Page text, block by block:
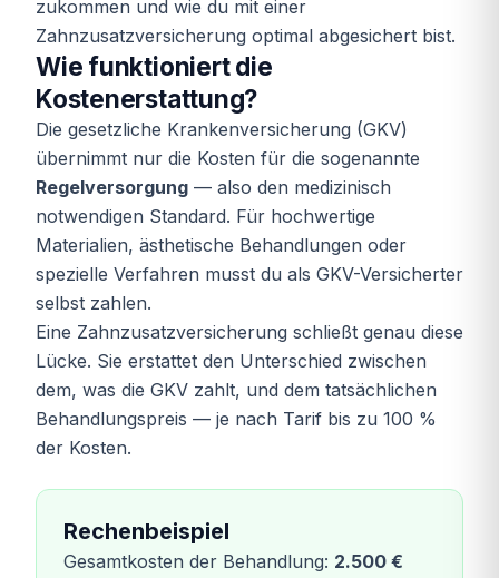
zukommen und wie du mit einer
Zahnzusatzversicherung optimal abgesichert bist.
Wie funktioniert die
Kostenerstattung?
Die gesetzliche Krankenversicherung (GKV)
übernimmt nur die Kosten für die sogenannte
Regelversorgung — also den medizinisch
notwendigen Standard. Für hochwertige
Materialien, ästhetische Behandlungen oder
spezielle Verfahren musst du als GKV-Versicherter
selbst zahlen.
Eine Zahnzusatzversicherung schließt genau diese
Lücke. Sie erstattet den Unterschied zwischen
dem, was die GKV zahlt, und dem tatsächlichen
Behandlungspreis — je nach Tarif bis zu 100 %
der Kosten.
Rechenbeispiel
Gesamtkosten der Behandlung: 2.500 €